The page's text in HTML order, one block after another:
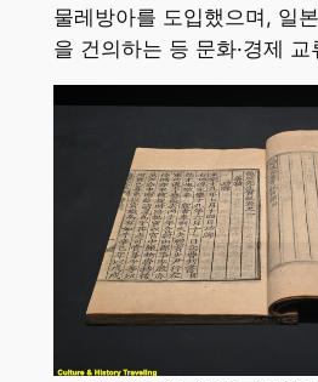
물레방아를 도입했으며, 일
을 건의하는 등 문화·경제